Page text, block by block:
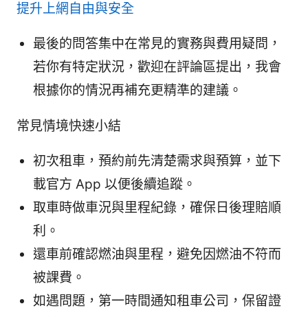
提升上網自由與安全
最後的問答集中在常見的實務與費用疑問，
若你有特定狀況，歡迎在評論區提出，我會
根據你的情況再補充更精準的建議。
常見情境快速小結
初次租車，預約前先清楚需求與預算，並下
載官方 App 以便後續追蹤。
取車時做車況與里程紀錄，確保日後理賠順
利。
還車前確認燃油與里程，避免因燃油不符而
被課費。
如遇問題，第一時間通知租車公司，保留證